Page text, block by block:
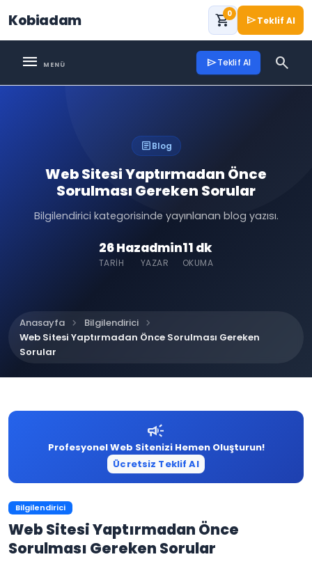
Kobiadam shopping_cart0 sendTeklif Al
menu sendTeklif Al search
articleBlog
Web Sitesi Yaptırmadan Önce
Sorulması Gereken Sorular
Bilgilendirici kategorisinde yayınlanan blog yazısı.
26 Haz
TARIH
admin
YAZAR
11 dk
OKUMA
Anasayfa chevron_right Bilgilendirici chevron_right
Web Sitesi Yaptırmadan Önce Sorulması Gereken
Sorular
campaign
Profesyonel Web Sitenizi Hemen Oluşturun!
Ücretsiz Teklif Al
Bilgilendirici
Web Sitesi Yaptırmadan Önce
Sorulması Gereken Sorular